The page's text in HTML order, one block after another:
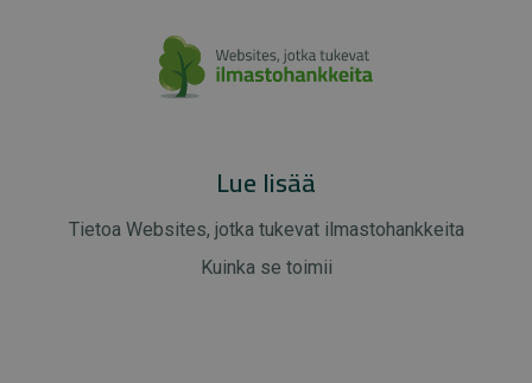
Lue lisää
Tietoa Websites, jotka tukevat ilmastohankkeita
Kuinka se toimii